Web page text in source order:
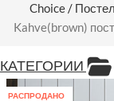
Choice/
Kahve(brown)
КАТЕГОРИИ
РАСПРОДАНО